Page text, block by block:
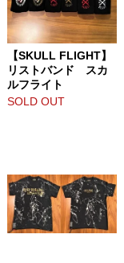
【SKULL FLIGHT】
リストバンド スカ
ルフライト
SOLD OUT